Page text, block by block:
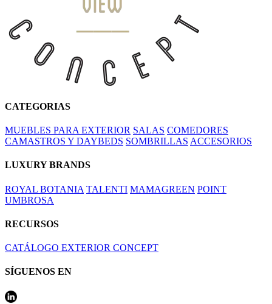
CATEGORIAS
MUEBLES PARA EXTERIOR SALAS COMEDORES
CAMASTROS Y DAYBEDS SOMBRILLAS ACCESORIOS
LUXURY BRANDS
ROYAL BOTANIA TALENTI MAMAGREEN POINT
UMBROSA
RECURSOS
CATÁLOGO EXTERIOR CONCEPT
SÍGUENOS EN